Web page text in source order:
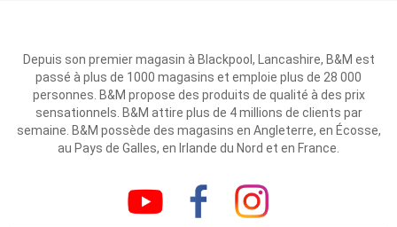
Depuis son premier magasin à Blackpool, Lancashire, B&M est
passé à plus de 1000 magasins et emploie plus de 28 000
personnes. B&M propose des produits de qualité à des prix
sensationnels. B&M attire plus de 4 millions de clients par
semaine. B&M possède des magasins en Angleterre, en Écosse,
au Pays de Galles, en Irlande du Nord et en France.